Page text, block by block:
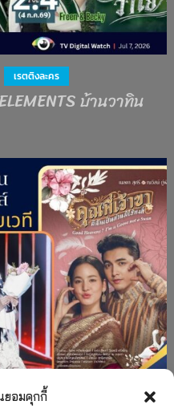
ยอมคุกกี้
เรตติงละคร
บ้านวาทิน